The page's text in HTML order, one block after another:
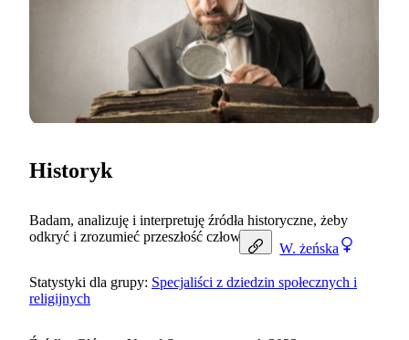
W. żeńska
Historyk
Badam, analizuję i interpretuję źródła historyczne, żeby
odkryć i zrozumieć przeszłość człowieka.
Statystyki dla grupy: Specjaliści z dziedzin społecznych i
religijnych